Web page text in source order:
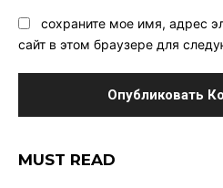
сохраните мое имя, адрес
сайт в этом браузере для
MUST READ